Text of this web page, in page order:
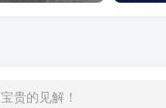
贵的见解！